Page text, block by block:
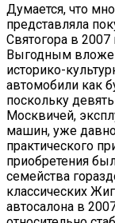
Думается, что
представляла
Святогора в
Выгодным
историко-
автомобили как
поскольку
Москвичей,
машин, уже
практического
приобретения
семейства
классических
автосалона в